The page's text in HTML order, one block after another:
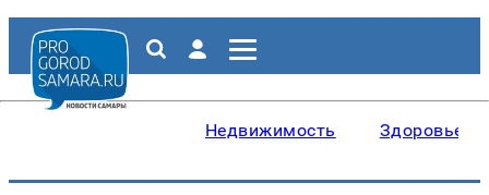
Недвижимость Здоровье